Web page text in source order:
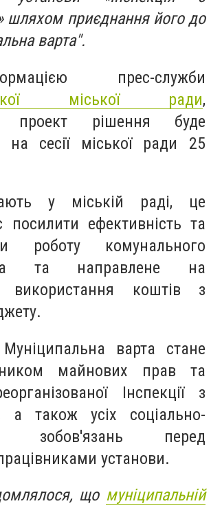
шляхом приєднання його до
варта".
прес-служби
міської ради,
проект рішення буде
на сесії міської ради 25
у міській раді, це
ефективність та
роботу комунального
та направлене на
використання коштів з
варта стане
майнових прав та
Інспекції з
а також усіх соціально-
зобов'язань перед
установи.
що муніципальній